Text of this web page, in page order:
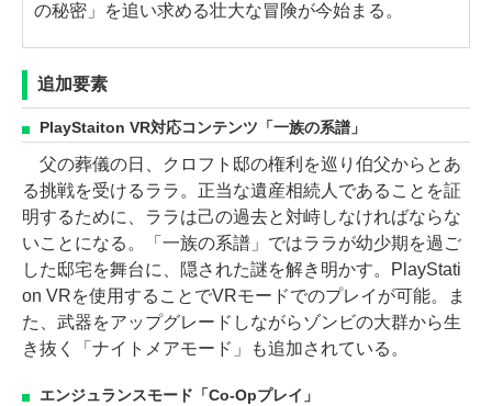
の秘密」を追い求める壮大な冒険が今始まる。
追加要素
PlayStaiton VR対応コンテンツ「一族の系譜」
父の葬儀の日、クロフト邸の権利を巡り伯父からとあ
る挑戦を受けるララ。正当な遺産相続人であることを証
明するために、ララは己の過去と対峙しなければならな
いことになる。「一族の系譜」ではララが幼少期を過ご
した邸宅を舞台に、隠された謎を解き明かす。PlayStati
on VRを使用することでVRモードでのプレイが可能。ま
た、武器をアップグレードしながらゾンビの大群から生
き抜く「ナイトメアモード」も追加されている。
エンジュランスモード「Co-Opプレイ」